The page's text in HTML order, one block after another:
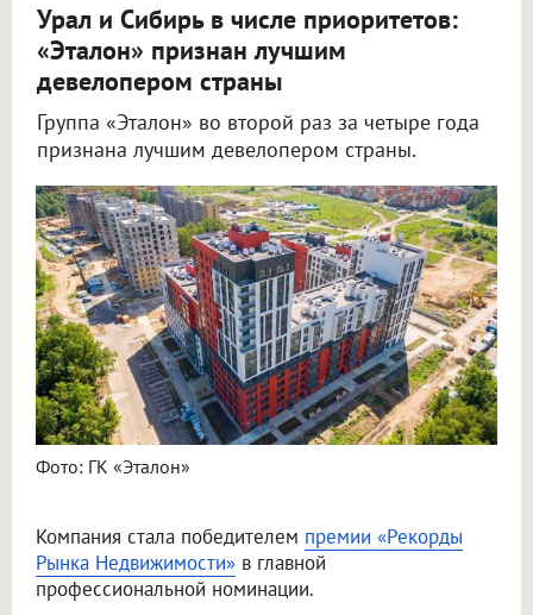
Урал и Сибирь в числе приоритетов:
«Эталон» признан лучшим
девелопером страны
Группа «Эталон» во второй раз за четыре года
признана лучшим девелопером страны.
Фото: ГК «Эталон»
Компания стала победителем премии «Рекорды
Рынка Недвижимости» в главной
профессиональной номинации.